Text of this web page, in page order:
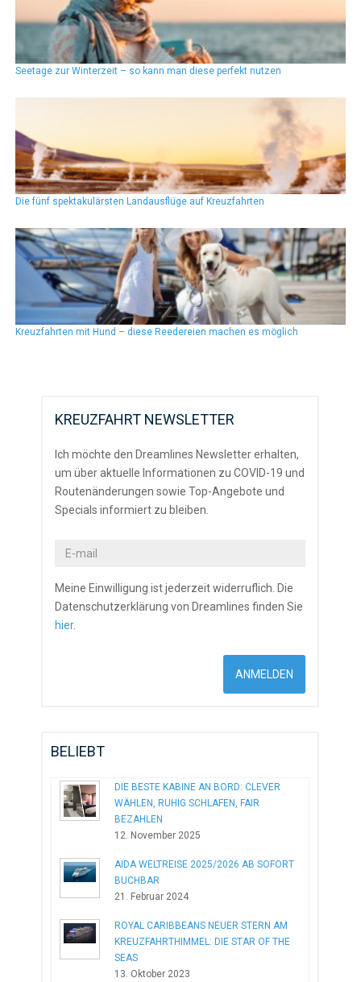
Seetage zur Winterzeit – so kann man diese perfekt nutzen
Die fünf spektakulärsten Landausflüge auf Kreuzfahrten
Kreuzfahrten mit Hund – diese Reedereien machen es möglich
KREUZFAHRT NEWSLETTER
Ich möchte den Dreamlines Newsletter erhalten,
um über aktuelle Informationen zu COVID-19 und
Routenänderungen sowie Top-Angebote und
Specials informiert zu bleiben.
Meine Einwilligung ist jederzeit widerruflich. Die
Datenschutzerklärung von Dreamlines finden Sie
hier.
BELIEBT
DIE BESTE KABINE AN BORD: CLEVER
WÄHLEN, RUHIG SCHLAFEN, FAIR
BEZAHLEN
12. November 2025
AIDA WELTREISE 2025/2026 AB SOFORT
BUCHBAR
21. Februar 2024
ROYAL CARIBBEANS NEUER STERN AM
KREUZFAHRTHIMMEL: DIE STAR OF THE
SEAS
13. Oktober 2023